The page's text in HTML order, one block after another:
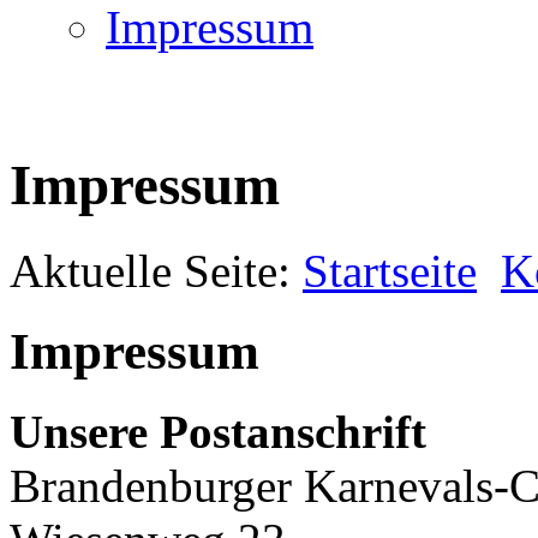
Impressum
Impressum
Aktuelle Seite: Startseite
Impressum
Unsere Postanschrift
Brandenburger